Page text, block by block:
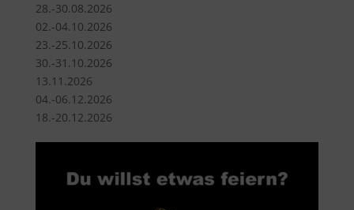
28.-30.08.2026
02.-04.10.2026
23.-25.10.2026
30.-31.10.2026
13.11.2026
04.-06.12.2026
18.-20.12.2026